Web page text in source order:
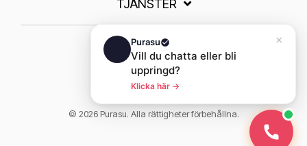
TJÄNSTER
© 2026 Purasu. Alla rättigheter förbehållna.
Linkedin